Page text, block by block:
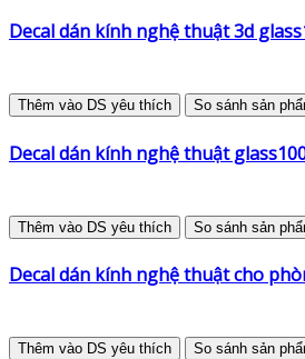
Decal dán kính nghệ thuật 3d
Thêm vào DS yêu thích So sánh sản
Decal dán kính nghệ thuật
Thêm vào DS yêu thích So sánh sản
Decal dán kính nghệ thuật cho
Thêm vào DS yêu thích So sánh sản